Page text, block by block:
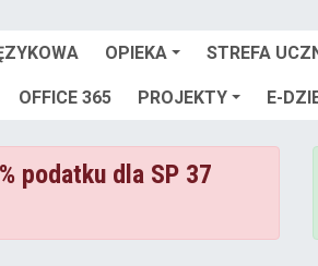
OPIEKA STREFA
OFFICE 365 PROJEKTY E-
podatku dla SP 37